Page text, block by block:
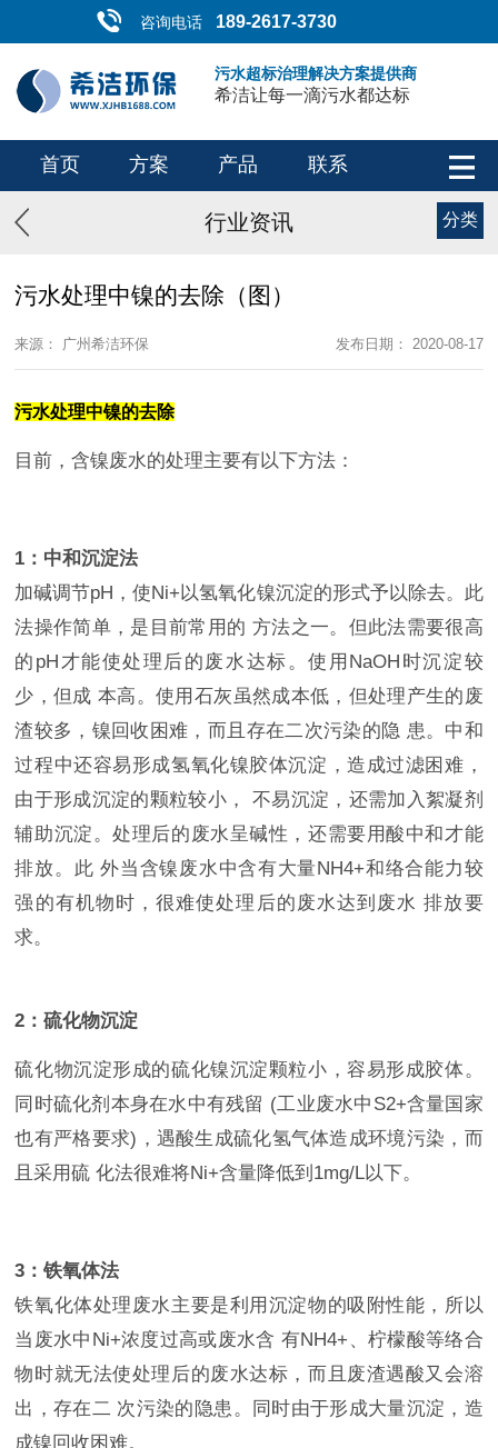
咨询电话 189-2617-3730
污水超标治理解决方案提供商
希洁让每一滴污水都达标
首页 方案 产品 联系
行业资讯 分类
污水处理中镍的去除（图）
来源： 广州希洁环保 发布日期： 2020-08-17
污水处理中镍的去除
目前，含镍废水的处理主要有以下方法：
1：中和沉淀法
加碱调节pH，使Ni+以氢氧化镍沉淀的形式予以除去。此
法操作简单，是目前常用的 方法之一。但此法需要很高
的pH才能使处理后的废水达标。使用NaOH时沉淀较
少，但成 本高。使用石灰虽然成本低，但处理产生的废
渣较多，镍回收困难，而且存在二次污染的隐 患。中和
过程中还容易形成氢氧化镍胶体沉淀，造成过滤困难，
由于形成沉淀的颗粒较小， 不易沉淀，还需加入絮凝剂
辅助沉淀。处理后的废水呈碱性，还需要用酸中和才能
排放。此 外当含镍废水中含有大量NH4+和络合能力较
强的有机物时，很难使处理后的废水达到废水 排放要
求。
2：硫化物沉淀
硫化物沉淀形成的硫化镍沉淀颗粒小，容易形成胶体。
同时硫化剂本身在水中有残留 (工业废水中S2+含量国家
也有严格要求)，遇酸生成硫化氢气体造成环境污染，而
且采用硫 化法很难将Ni+含量降低到1mg/L以下。
3：铁氧体法
铁氧化体处理废水主要是利用沉淀物的吸附性能，所以
当废水中Ni+浓度过高或废水含 有NH4+、柠檬酸等络合
物时就无法使处理后的废水达标，而且废渣遇酸又会溶
出，存在二 次污染的隐患。同时由于形成大量沉淀，造
成镍回收困难。